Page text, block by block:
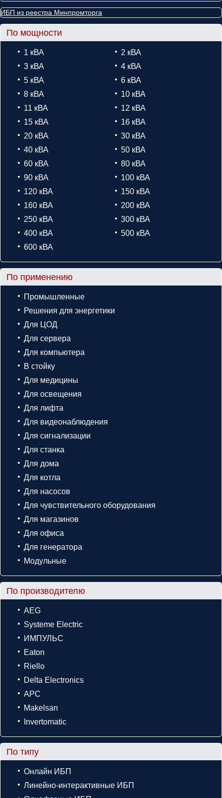
ИБП из реестра Минпромторга
По мощности
1 кВА
2 кВА
3 кВА
4 кВА
5 кВА
6 кВА
8 кВА
10 кВА
11 кВА
12 кВА
15 кВА
16 кВА
20 кВА
30 кВА
40 кВА
50 кВА
60 кВА
80 кВА
90 кВА
100 кВА
120 кВА
150 кВА
160 кВА
200 кВА
250 кВА
300 кВА
400 кВА
500 кВА
600 кВА
По применению
Промышленные
Решения для энергетики
Для ЦОД
Для сервера
Для компьютера
В стойку
Для медицины
Для освещения
Для лифта
Для видеонаблюдения
Для сигнализации
Для станка
Для дома
Для котла
Для насосов
Для чувствительного оборудования
Для магазинов
Для офиса
Для генератора
Модульные
По производителю
AEG
Systeme Electric
ИМПУЛЬС
Eaton
Riello
Delta Electronics
APC
Makelsan
Invertomatic
По типу
Онлайн ИБП
Линейно-интерактивные ИБП